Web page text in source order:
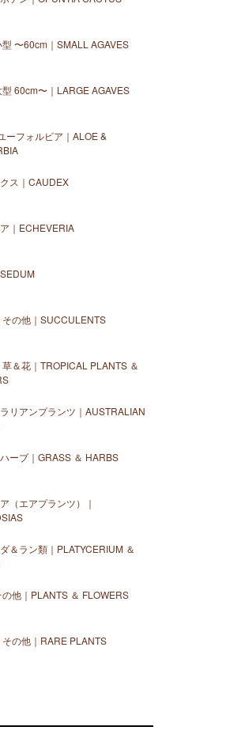
型 〜60cm｜SMALL AGAVES
型 60cm〜｜LARGE AGAVES
ーフォルビア｜ALOE &
ス｜CAUDEX
｜ECHEVERIA
その他｜SUCCULENTS
＆花｜TROPICAL PLANTS ＆
リアンプランツ｜AUSTRALIAN
ーブ｜GRASS ＆ HARBS
（エアプランツ）｜
＆ラン類｜PLATYCERIUM ＆
他｜PLANTS ＆ FLOWERS
の他｜RARE PLANTS